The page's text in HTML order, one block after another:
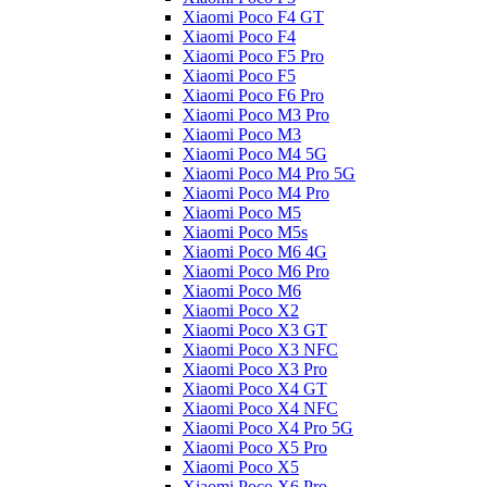
Xiaomi Poco F4 GT
Xiaomi Poco F4
Xiaomi Poco F5 Pro
Xiaomi Poco F5
Xiaomi Poco F6 Pro
Xiaomi Poco M3 Pro
Xiaomi Poco M3
Xiaomi Poco M4 5G
Xiaomi Poco M4 Pro 5G
Xiaomi Poco M4 Pro
Xiaomi Poco M5
Xiaomi Poco M5s
Xiaomi Poco M6 4G
Xiaomi Poco M6 Pro
Xiaomi Poco M6
Xiaomi Poco X2
Xiaomi Poco X3 GT
Xiaomi Poco X3 NFC
Xiaomi Poco X3 Pro
Xiaomi Poco X4 GT
Xiaomi Poco X4 NFC
Xiaomi Poco X4 Pro 5G
Xiaomi Poco X5 Pro
Xiaomi Poco X5